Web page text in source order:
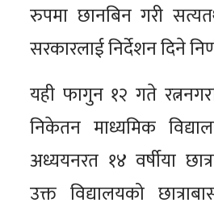
रुपमा छानबिन गरी
सरकारलाई निर्देशन दिने
यही फागुन १२ गते
निकेतन माध्यमिक
अध्ययनरत १४ वर्षीया
उक्त विद्यालयको